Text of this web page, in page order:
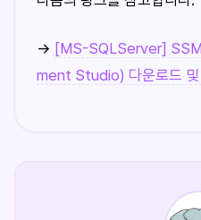
→ [MS-SQLServer]
ment Studio) 다운로드 및